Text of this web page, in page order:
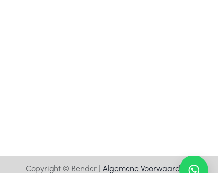
Copyright © Bender | Algemene Voorwaarden